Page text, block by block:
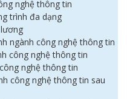
nghệ thông tin
trình đa dạng
ngành công nghệ thông tin
công nghệ thông tin
nghệ thông tin
công nghệ thông tin sau